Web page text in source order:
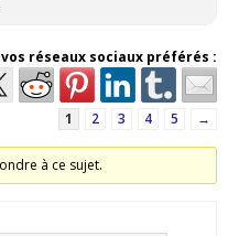
réseaux sociaux préférés :
1 2 3 4 5 →
à ce sujet.